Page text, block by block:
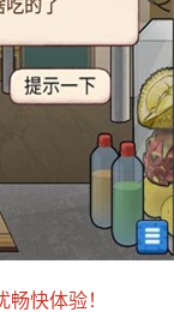
快体验！